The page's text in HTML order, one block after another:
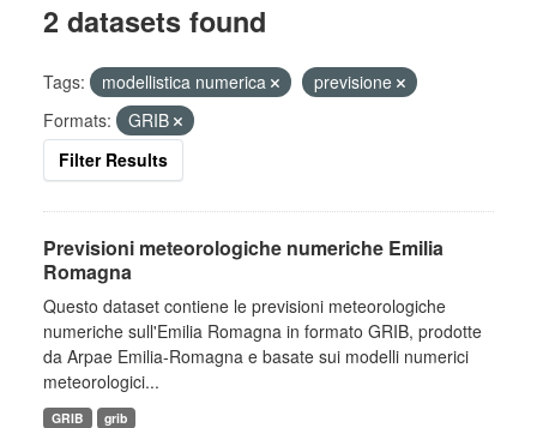
2 datasets found
Tags: modellistica numerica
previsione
Formats:
GRIB
Filter Results
Previsioni meteorologiche numeriche Emilia
Romagna
Questo dataset contiene le previsioni meteorologiche
numeriche sull'Emilia Romagna in formato GRIB, prodotte
da Arpae Emilia-Romagna e basate sui modelli numerici
meteorologici...
GRIB grib